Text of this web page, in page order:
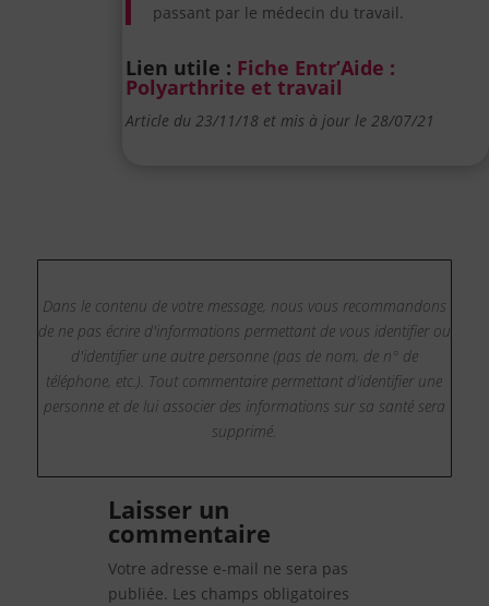
passant par le médecin du travail.
Lien utile : Fiche Entr’Aide :
Polyarthrite et travail
Article du 23/11/18 et mis à jour le 28/07/21
Dans le contenu de votre message, nous vous recommandons
de ne pas écrire d'informations permettant de vous identifier ou
d'identifier une autre personne (pas de nom, de n° de
téléphone, etc.). Tout commentaire permettant d'identifier une
personne et de lui associer des informations sur sa santé sera
supprimé.
Laisser un
commentaire
Votre adresse e-mail ne sera pas
publiée. Les champs obligatoires